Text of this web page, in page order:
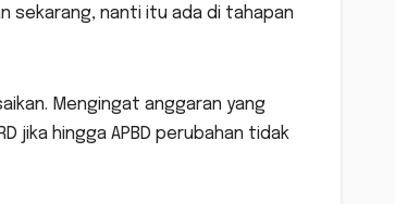
sekarang, nanti itu ada di tahapan
Mengingat anggaran yang
jika hingga APBD perubahan tidak